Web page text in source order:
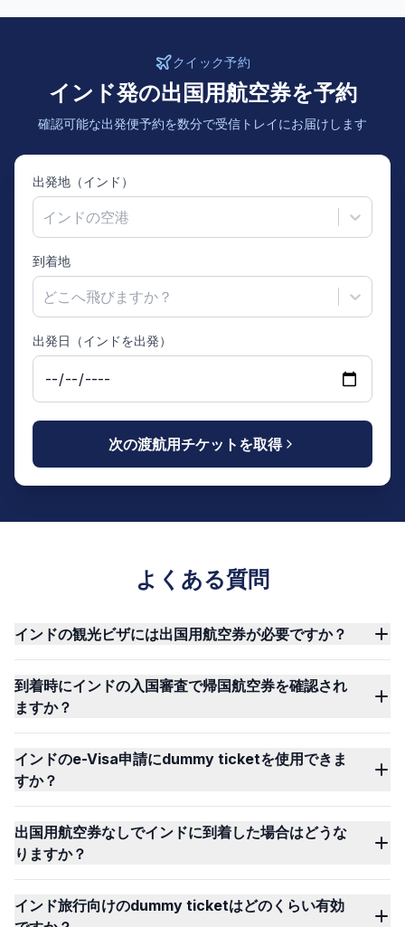
クイック予約
インド発の出国用航空券を予約
確認可能な出発便予約を数分で受信トレイにお届けします
出発地（インド）
インドの空港
到着地
どこへ飛びますか？
出発日（インドを出発）
次の渡航用チケットを取得
よくある質問
インドの観光ビザには出国用航空券が必要ですか？
到着時にインドの入国審査で帰国航空券を確認され
ますか？
インドのe-Visa申請にdummy ticketを使用できま
すか？
出国用航空券なしでインドに到着した場合はどうな
りますか？
インド旅行向けのdummy ticketはどのくらい有効